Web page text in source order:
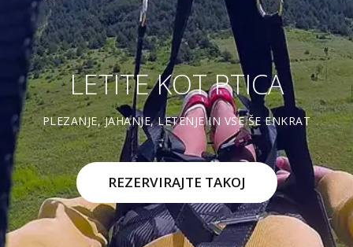
LETITE KOT PTICA
PLEZANJE, JAHANJE, LETENJE IN VSE ŠE ENKRAT
REZERVIRAJTE TAKOJ